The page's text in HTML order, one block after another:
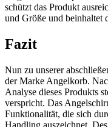
schützt das Produkt
und Größe und beinhaltet
Fazit
Nun zu unserer
der Marke Angelkorb.
Analyse dieses Produkts
verspricht. Das
Funktionalität, die sich